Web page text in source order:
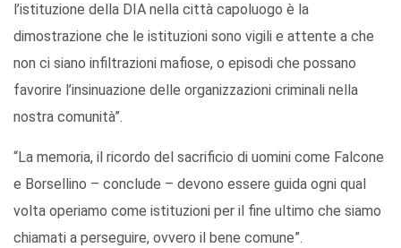
l’istituzione della DIA nella città capoluogo è la
dimostrazione che le istituzioni sono vigili e attente a che
non ci siano infiltrazioni mafiose, o episodi che possano
favorire l’insinuazione delle organizzazioni criminali nella
nostra comunità”.
“La memoria, il ricordo del sacrificio di uomini come Falcone
e Borsellino – conclude – devono essere guida ogni qual
volta operiamo come istituzioni per il fine ultimo che siamo
chiamati a perseguire, ovvero il bene comune”.